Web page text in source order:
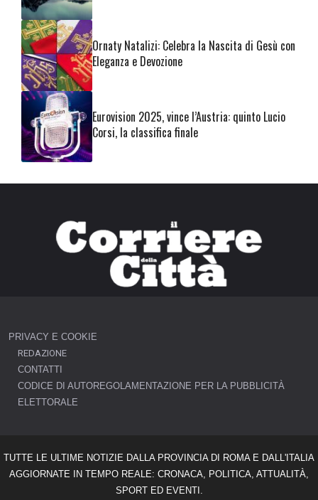
Ornaty Natalizi: Celebra la Nascita di Gesù con
Eleganza e Devozione
Eurovision 2025, vince l’Austria: quinto Lucio
Corsi, la classifica finale
PRIVACY E COOKIE
REDAZIONE
CONTATTI
CODICE DI AUTOREGOLAMENTAZIONE PER LA PUBBLICITÀ
ELETTORALE
TUTTE LE ULTIME NOTIZIE DALLA PROVINCIA DI ROMA E DALL'ITALIA
AGGIORNATE IN TEMPO REALE: CRONACA, POLITICA, ATTUALITÀ,
SPORT ED EVENTI.